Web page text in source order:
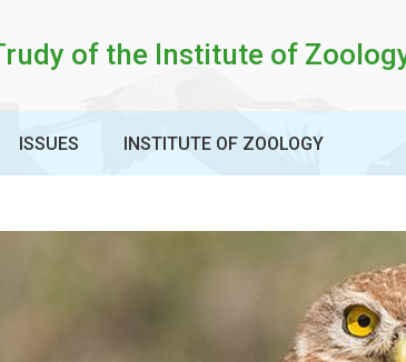
of the Institute of
ISSUES INSTITUTE OF ZOOLOGY